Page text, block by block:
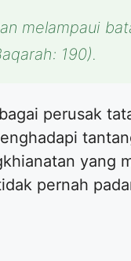
melampaui
190).
perusak
yang
pernah